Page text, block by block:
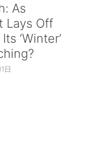
As
Lays Off
‘Winter’
日